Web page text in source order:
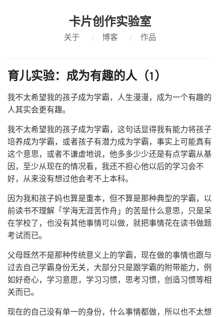
卡片创作实验室
关于 / 博客 / 作品
育儿实验：成为有趣的人（1）
我不太希望我的孩子成为学霸，人生漫漫，成为一个有趣的
人其实会更有趣。
我不太希望我的孩子成为学霸，这句话显得我有能力将孩子
培养成为学霸，或者孩子有潜力成为学霸，事实上可能真有
这个意思，或者不谦虚地说，他多多少少还是有点学霸从基
因，至少从现在的情况看，我还不担心他以后的学习会不
好，从来没有想过他会考不上本科。
因为我和孩子妈也算是重本，但不算是那种典型的学霸，以
前读书不理解「学海无涯苦作舟」的苦是什么意思，只是呆
在学校了，也没有其他事情可以做，就把事情花在读书做题
考试而已。
父母既然不是那种传统意义上的学霸，现在做的事情也跟与
过去自己学霸身份无关，大部分只是跟学霸的附带能力，例
如好奇心，学习意愿，学习习惯，思考习惯，创造习惯等相
关而已。
现在的自己没有单一的身份，什么事情都做，所以也不太想